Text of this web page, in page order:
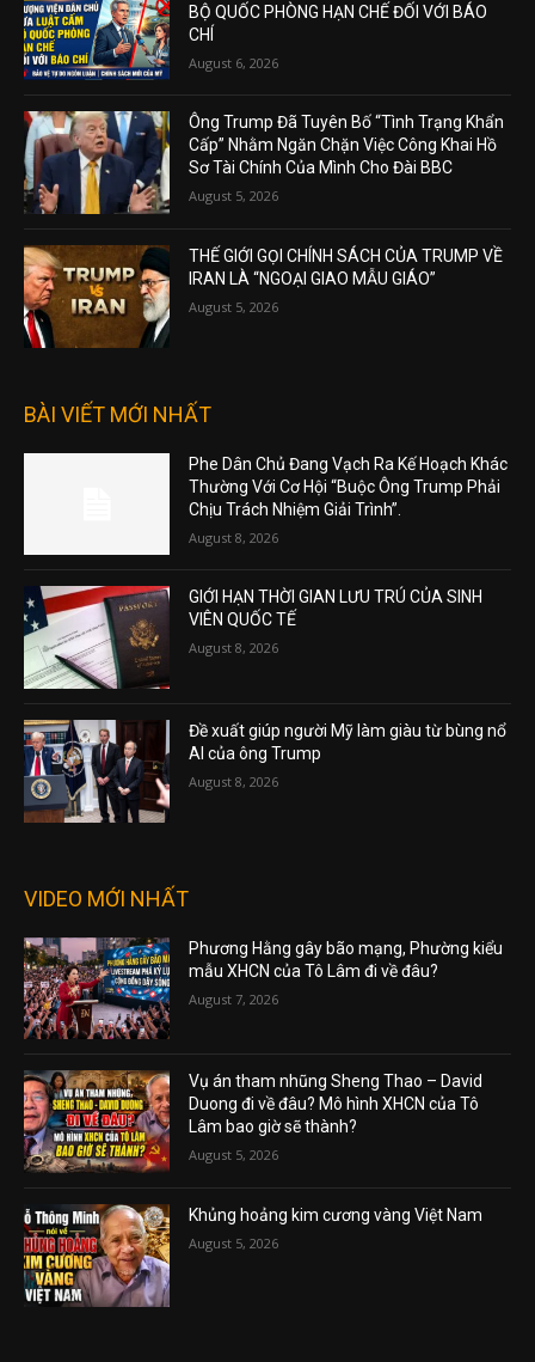
BỘ QUỐC PHÒNG HẠN CHẾ ĐỐI VỚI BÁO
CHÍ
August 6, 2026
Ông Trump Đã Tuyên Bố “Tình Trạng Khẩn
Cấp” Nhằm Ngăn Chặn Việc Công Khai Hồ
Sơ Tài Chính Của Mình Cho Đài BBC
August 5, 2026
THẾ GIỚI GỌI CHÍNH SÁCH CỦA TRUMP VỀ
IRAN LÀ “NGOẠI GIAO MẪU GIÁO”
August 5, 2026
BÀI VIẾT MỚI NHẤT
Phe Dân Chủ Đang Vạch Ra Kế Hoạch Khác
Thường Với Cơ Hội “Buộc Ông Trump Phải
Chịu Trách Nhiệm Giải Trình”.
August 8, 2026
GIỚI HẠN THỜI GIAN LƯU TRÚ CỦA SINH
VIÊN QUỐC TẾ
August 8, 2026
Đề xuất giúp người Mỹ làm giàu từ bùng nổ
AI của ông Trump
August 8, 2026
VIDEO MỚI NHẤT
Phương Hằng gây bão mạng, Phường kiểu
mẫu XHCN của Tô Lâm đi về đâu?
August 7, 2026
Vụ án tham nhũng Sheng Thao – David
Duong đi về đâu? Mô hình XHCN của Tô
Lâm bao giờ sẽ thành?
August 5, 2026
Khủng hoảng kim cương vàng Việt Nam
August 5, 2026